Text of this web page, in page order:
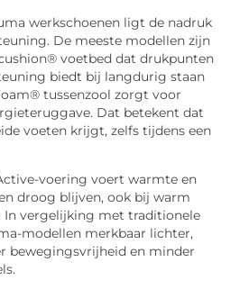
werkschoenen ligt de nadruk
De meeste modellen zijn
® voetbed dat drukpunten
biedt bij langdurig staan
® tussenzool zorgt voor
Dat betekent dat
voeten krijgt, zelfs tijdens een
-voering voert warmte en
droog blijven, ook bij warm
In vergelijking met traditionele
modellen merkbaar lichter,
bewegingsvrijheid en minder